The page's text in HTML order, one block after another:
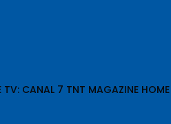
TV: CANAL 7 TNT MAGAZINE HOME